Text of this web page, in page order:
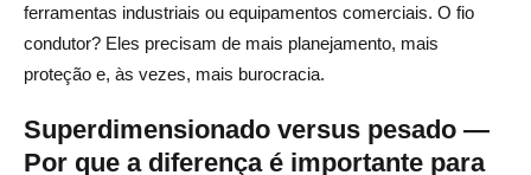
Como faço para enviar itens muito pesados ou grandes
com segurança?
de pacotes?
ferramentas industriais ou equipamentos comerciais. O fio
condutor? Eles precisam de mais planejamento, mais
proteção e, às vezes, mais burocracia.
Superdimensionado versus pesado —
Por que a diferença é importante para